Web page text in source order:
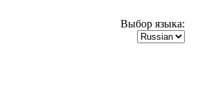
Выбор языка: